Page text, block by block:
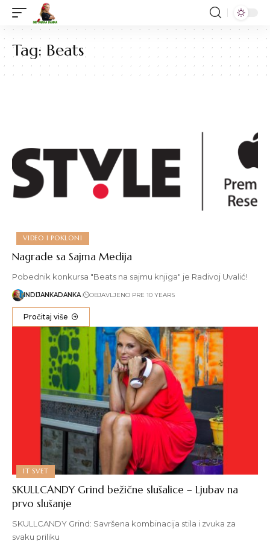
Tag: Beats
VIDEO I POKLONI
Nagrade sa Sajma Medija
Pobednik konkursa "Beats na sajmu knjiga" je Radivoj Uvalić!
INDIJANKADANKA OBJAVLJENO PRE 10 YEARS
Pročitaj više
IT SVET
SKULLCANDY Grind bežične slušalice – Ljubav na
prvo slušanje
SKULLCANDY Grind: Savršena kombinacija stila i zvuka za
svaku priliku